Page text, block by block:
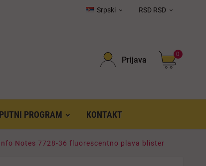
Srpski  RSD RSD 
Prijava
0
PUTNI PROGRAM KONTAKT
Notes 7728-36 fluorescentno plava blister